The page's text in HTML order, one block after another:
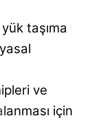
taşıma
ve
lanması için